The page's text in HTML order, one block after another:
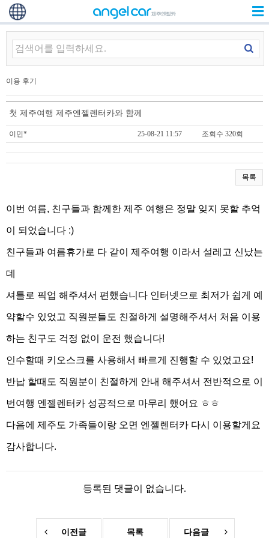
이용 후기
첫 제주여행 제주엔젤렌터카와 함께
이민* 25-08-21 11:57 조회수 320회
목록
이번 여름, 친구들과 함께한 제주 여행은 정말 잊지 못할 추억
이 되었습니다 :)
친구들과 여름휴가로 다 같이 제주여행 이라서 설레고 신났는
데
셔틀로 픽업 해주셔서 편했습니다 인터넷으로 최저가 쉽게 예
약할수 있었고 직원분들도 친절하게 설명해주셔서 처음 이용
하는 친구도 걱정 없이 운전 했습니다!
인수할때 키오스크를 사용해서 빠르게 진행할 수 있었고요!
반납 할때도 직원분이 친절하게 안내 해주셔서 전반적으로 이
번여행 엔젤렌터카 성공적으로 마무리 했어요 ㅎㅎ
다음에 제주도 가족들이랑 오면 엔젤렌터카 다시 이용할게요
감사합니다.
등록된 댓글이 없습니다.
이전글 목록 다음글